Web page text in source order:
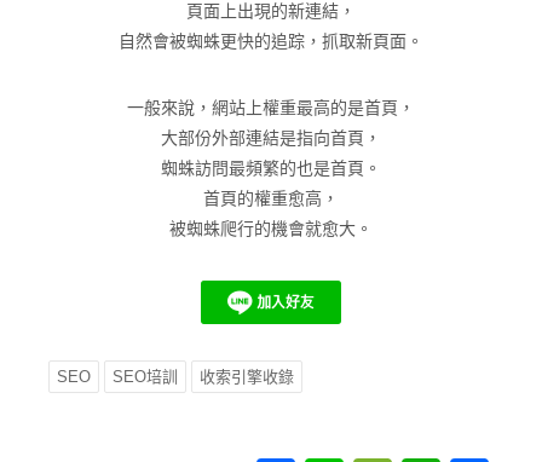
頁面上出現的新連結，
自然會被蜘蛛更快的追踪，抓取新頁面。
一般來說，網站上權重最高的是首頁，
大部份外部連結是指向首頁，
蜘蛛訪問最頻繁的也是首頁。
首頁的權重愈高，
被蜘蛛爬行的機會就愈大。
SEO SEO培訓 收索引擎收錄